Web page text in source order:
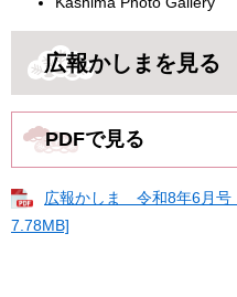
広報かしまを見る
PDFで見る
広報かしま 令和8年6月号
7.78MB]